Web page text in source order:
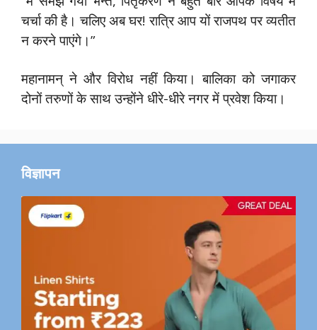
चर्चा की है। चलिए अब घर! रात्रि आप यों राजपथ पर व्यतीत
न करने पाएंगे।”
महानामन् ने और विरोध नहीं किया। बालिका को जगाकर
दोनों तरुणों के साथ उन्होंने धीरे-धीरे नगर में प्रवेश किया।
विज्ञापन